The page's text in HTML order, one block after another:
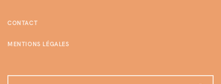
CONTACT
MENTIONS LÉGALES